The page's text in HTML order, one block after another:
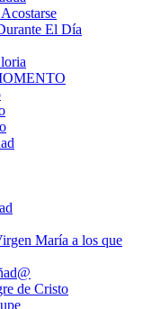
El Día
María a los que
de Cristo